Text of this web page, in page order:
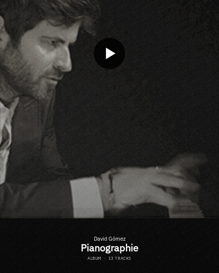
David Gómez
Pianographie
ALBUM · 13 TRACKS